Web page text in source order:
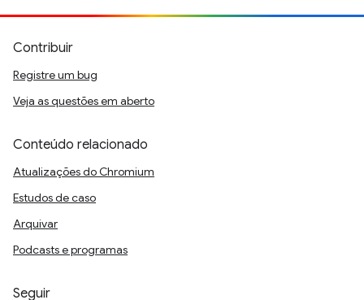
Contribuir
Registre um bug
Veja as questões em aberto
Conteúdo relacionado
Atualizações do Chromium
Estudos de caso
Arquivar
Podcasts e programas
Seguir